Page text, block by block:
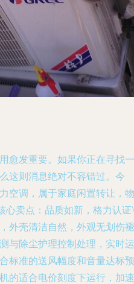
愈发重要。如果你正在寻找一
这则消息绝对不容错过。今
空调，属于家庭闲置转让，物
心卖点：品质如新，格力认证
外壳清洁自然，外观无划伤褪
与除尘护理控制处理，实时运
标准的送风幅度和音量达标预
的适合电价刻度下运行，加速